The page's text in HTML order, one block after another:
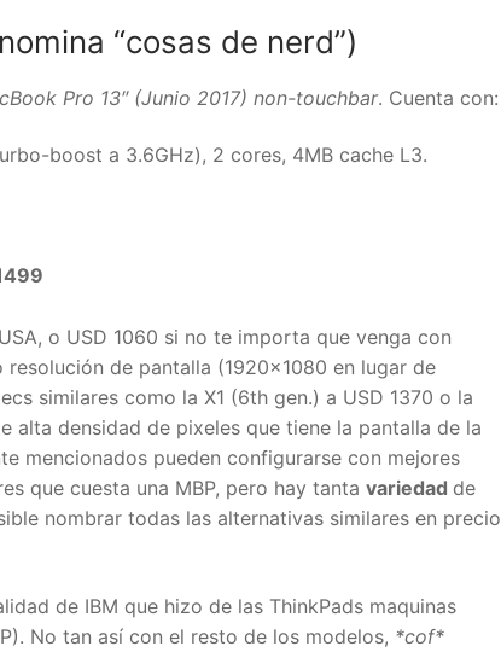
“cosas de nerd”)
Pro 13″ (Junio 2017) non-touchbar. Cuenta con:
boost a 3.6GHz), 2 cores, 4MB cache L3.
o USD 1060 si no te importa que venga con
de pantalla (1920×1080 en lugar de
similares como la X1 (6th gen.) a USD 1370 o la
alta densidad de pixeles que tiene la pantalla de la
mencionados pueden configurarse con mejores
que cuesta una MBP, pero hay tanta variedad de
nombrar todas las alternativas similares en precio
de IBM que hizo de las ThinkPads maquinas
No tan así con el resto de los modelos, *cof*